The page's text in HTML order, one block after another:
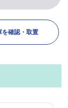
を確認・取置